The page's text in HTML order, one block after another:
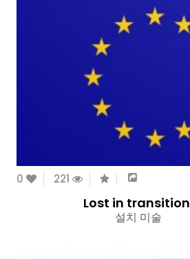
0 221
Lost in transition
설치 미술